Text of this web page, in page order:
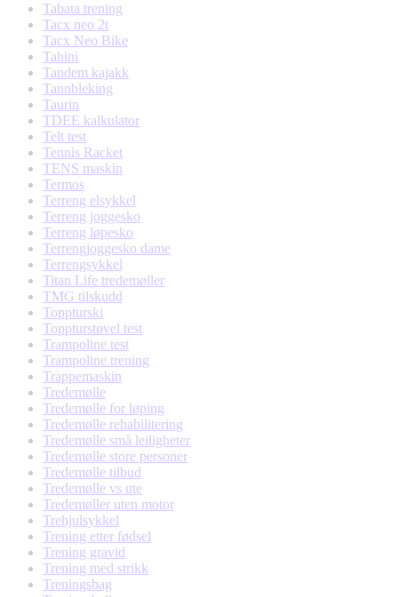
Tabata trening
Tacx neo 2t
Tacx Neo Bike
Tahini
Tandem kajakk
Tannbleking
Taurin
TDEE kalkulator
Telt test
Tennis Racket
TENS maskin
Termos
Terreng elsykkel
Terreng joggesko
Terreng løpesko
Terrengjoggesko dame
Terrengsykkel
Titan Life tredemøller
TMG tilskudd
Toppturski
Toppturstøvel test
Trampoline test
Trampoline trening
Trappemaskin
Tredemølle
Tredemølle for løping
Tredemølle rehabilitering
Tredemølle små leiligheter
Tredemølle store personer
Tredemølle tilbud
Tredemølle vs ute
Tredemøller uten motor
Trehjulsykkel
Trening etter fødsel
Trening gravid
Trening med strikk
Treningsbag